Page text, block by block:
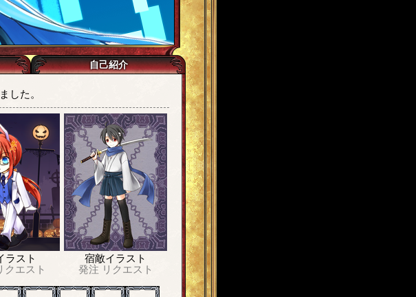
自己紹介
した。
ラスト
クエスト
宿敵イラスト
発注 リクエスト